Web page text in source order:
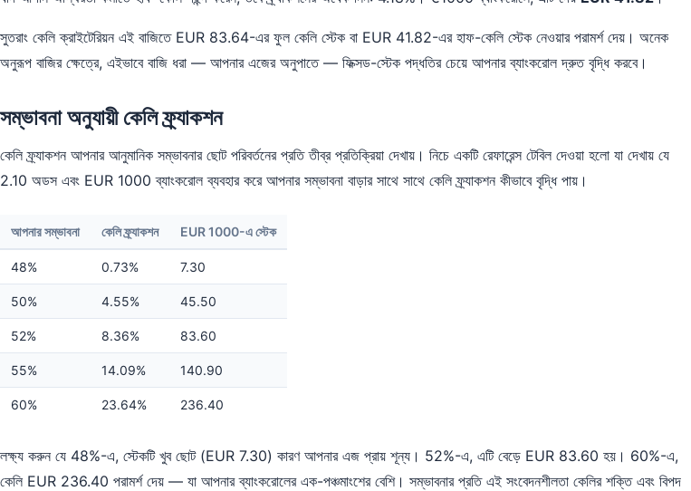
সুতরাং কেলি ক্রাইটেরিয়ন এই বাজিতে EUR 83.64-এর ফুল কেলি স্টেক বা EUR 41.82-এর হাফ-কেলি স্টেক নেওয়ার পরামর্শ দেয়। অনেক
অনুরূপ বাজির ক্ষেত্রে, এইভাবে বাজি ধরা — আপনার এজের অনুপাতে — ফিক্সড-স্টেক পদ্ধতির চেয়ে আপনার ব্যাংকরোল দ্রুত বৃদ্ধি করবে।
সম্ভাবনা অনুযায়ী কেলি ফ্র্যাকশন
কেলি ফ্র্যাকশন আপনার আনুমানিক সম্ভাবনার ছোট পরিবর্তনের প্রতি তীব্র প্রতিক্রিয়া দেখায়। নিচে একটি রেফারেন্স টেবিল দেওয়া হলো যা দেখায় যে
2.10 অডস এবং EUR 1000 ব্যাংকরোল ব্যবহার করে আপনার সম্ভাবনা বাড়ার সাথে সাথে কেলি ফ্র্যাকশন কীভাবে বৃদ্ধি পায়।
আপনার সম্ভাবনা কেলি ফ্র্যাকশন EUR 1000-এ স্টেক
48% 0.73% 7.30
50% 4.55% 45.50
52% 8.36% 83.60
55% 14.09% 140.90
60% 23.64% 236.40
লক্ষ্য করুন যে 48%-এ, স্টেকটি খুব ছোট (EUR 7.30) কারণ আপনার এজ প্রায় শূন্য। 52%-এ, এটি বেড়ে EUR 83.60 হয়। 60%-এ,
কেলি EUR 236.40 পরামর্শ দেয় — যা আপনার ব্যাংকরোলের এক-পঞ্চমাংশের বেশি। সম্ভাবনার প্রতি এই সংবেদনশীলতা কেলির শক্তি এবং বিপদ